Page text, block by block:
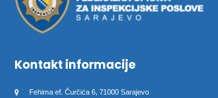
Kontakt informacije
Fehima ef. Čurčića 6, 71000 Sarajevo